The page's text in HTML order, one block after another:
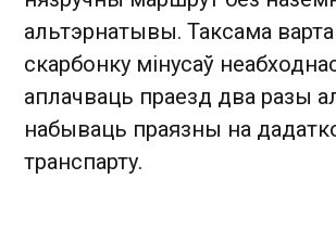
альтэрнатывы. Таксама
скарбонку мінусаў
аплачваць праезд два разы
набываць праязны на
транспарту.